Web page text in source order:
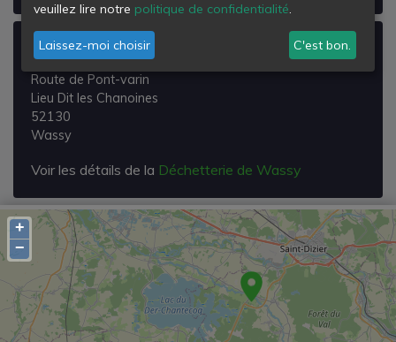
Déchetterie de Wassy
Route de Pont-varin
Lieu Dit les Chanoines
52130
Wassy
Voir les détails de la Déchetterie de Wassy
+
−
veuillez lire notre politique de confidentialité.
Laissez-moi choisir C'est bon.